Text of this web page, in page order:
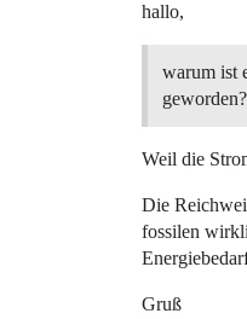
hallo,
warum ist
geworden?
Weil die
Die
fossilen
Gruß